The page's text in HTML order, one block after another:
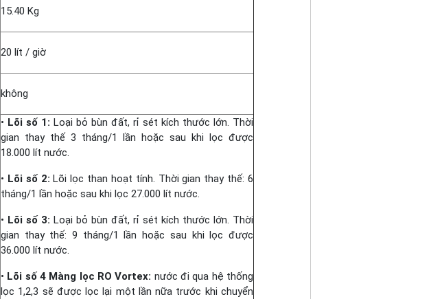
15.40 Kg
20 lít / giờ
không
• Lõi số 1: Loại bỏ bùn đất, rỉ sét kích thước lớn. Thời
gian thay thế 3 tháng/1 lần hoặc sau khi lọc được
18.000 lít nước.
• Lõi số 2: Lõi lọc than hoạt tính. Thời gian thay thế: 6
tháng/1 lần hoặc sau khi lọc 27.000 lít nước.
• Lõi số 3: Loại bỏ bùn đất, rỉ sét kích thước lớn. Thời
gian thay thế: 9 tháng/1 lần hoặc sau khi lọc được
36.000 lít nước.
• Lõi số 4 Màng lọc RO Vortex: nước đi qua hệ thống
lọc 1,2,3 sẽ được lọc lại một lần nữa trước khi chuyển